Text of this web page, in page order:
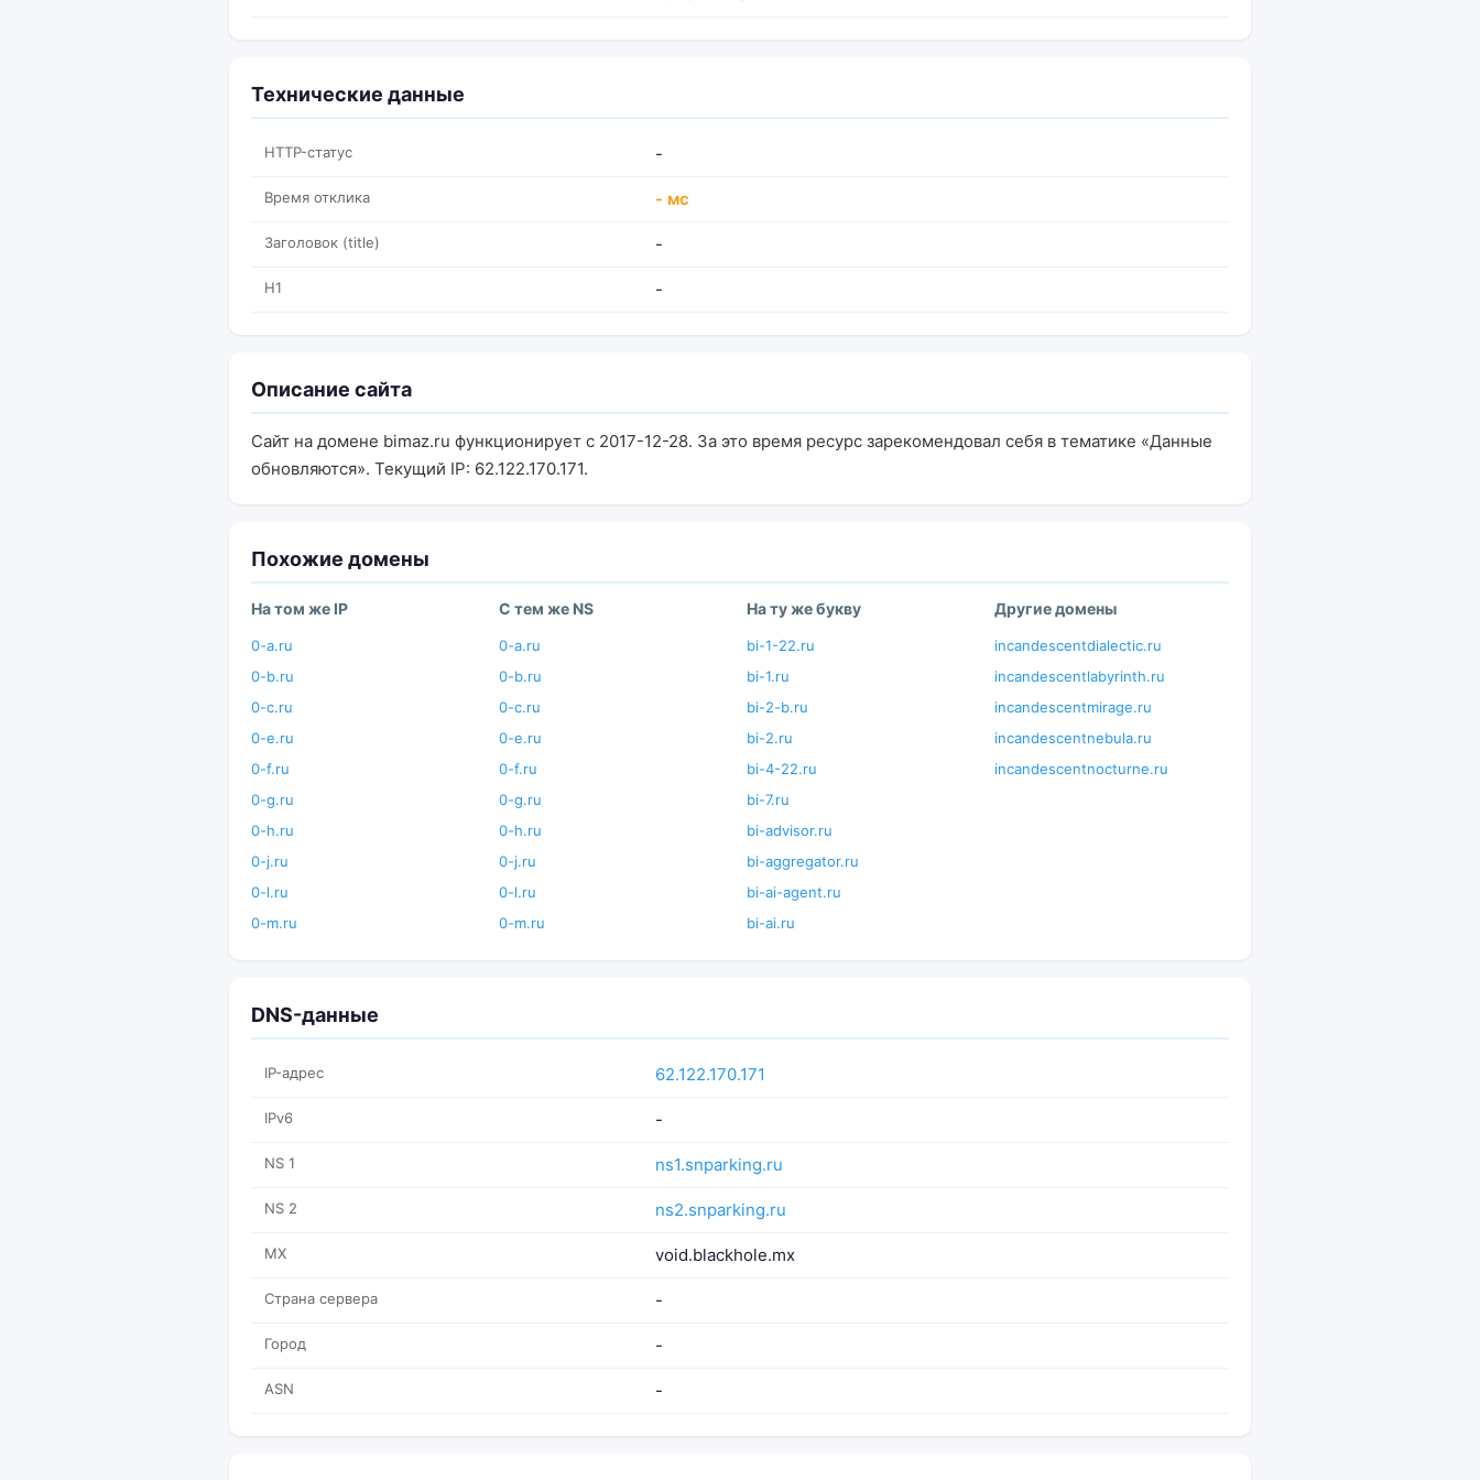
Технические данные
HTTP-статус -
Время отклика - мс
Заголовок (title) -
H1 -
Описание сайта
Сайт на домене bimaz.ru функционирует с 2017-12-28. За это время ресурс зарекомендовал себя в тематике «Данные
обновляются». Текущий IP: 62.122.170.171.
Похожие домены
На том же IP
0-a.ru
0-b.ru
0-c.ru
0-e.ru
0-f.ru
0-g.ru
0-h.ru
0-j.ru
0-l.ru
0-m.ru
С тем же NS
0-a.ru
0-b.ru
0-c.ru
0-e.ru
0-f.ru
0-g.ru
0-h.ru
0-j.ru
0-l.ru
0-m.ru
На ту же букву
bi-1-22.ru
bi-1.ru
bi-2-b.ru
bi-2.ru
bi-4-22.ru
bi-7.ru
bi-advisor.ru
bi-aggregator.ru
bi-ai-agent.ru
bi-ai.ru
Другие домены
incandescentdialectic.ru
incandescentlabyrinth.ru
incandescentmirage.ru
incandescentnebula.ru
incandescentnocturne.ru
DNS-данные
IP-адрес 62.122.170.171
IPv6 -
NS 1 ns1.snparking.ru
NS 2 ns2.snparking.ru
MX void.blackhole.mx
Страна сервера -
Город -
ASN -